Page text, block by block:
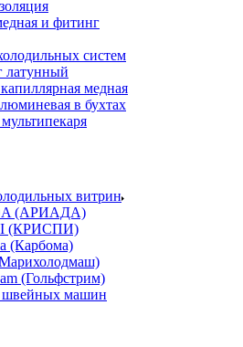
и фитинг
систем
латунный
медная
в бухтах
витрин
(АРИАДА)
(КРИСПИ)
(Карбома)
(Гольфстрим)
швейных машин